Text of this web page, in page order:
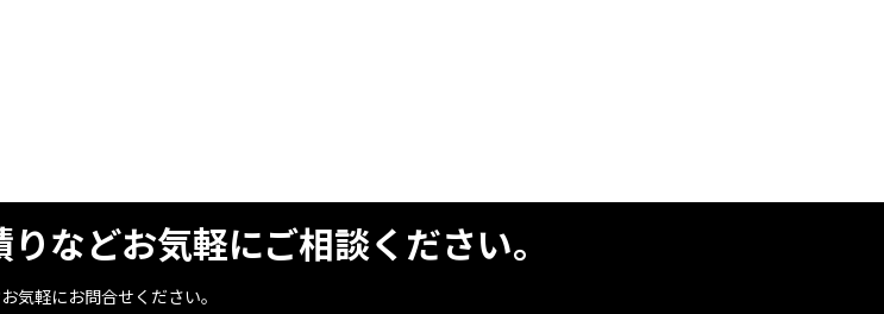
などお気軽にご相談ください。
気軽にお問合せください。